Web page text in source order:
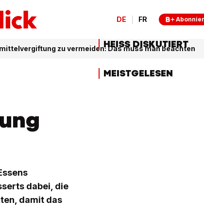
DE FR
zu vermeiden: Das muss man beachten
dabei, die
damit das
HEISS DISKUTIERT
MEISTGELESEN